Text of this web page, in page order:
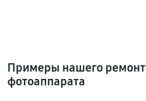
Примеры нашего
фотоаппарата